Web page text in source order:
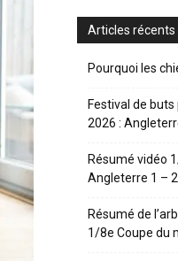
Articles récents
Pourquoi les
Festival de
2026 :
Résumé vidéo
Angleterre 1 –
Résumé de
1/8e Coupe du